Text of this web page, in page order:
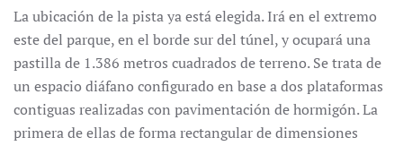
La ubicación de la pista ya está elegida. Irá en el extremo
este del parque, en el borde sur del túnel, y ocupará una
pastilla de 1.386 metros cuadrados de terreno. Se trata de
un espacio diáfano configurado en base a dos plataformas
contiguas realizadas con pavimentación de hormigón. La
primera de ellas de forma rectangular de dimensiones